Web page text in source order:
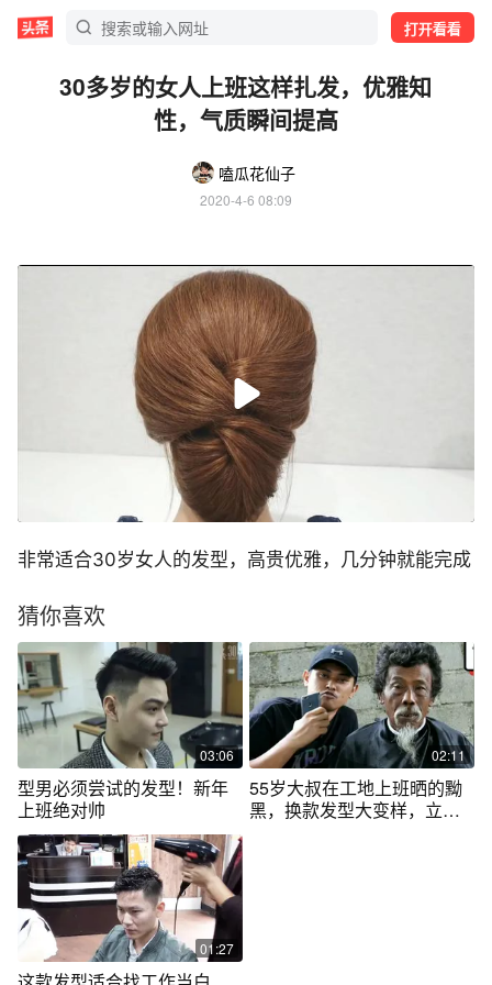
打开看看
30多岁的女人上班这样扎发，优雅知
性，气质瞬间提高
嗑瓜花仙子
2020-4-6 08:09
非常适合30岁女人的发型，高贵优雅，几分钟就能完成
猜你喜欢
03:06
型男必须尝试的发型！新年
上班绝对帅
02:11
55岁大叔在工地上班晒的黝
黑，换款发型大变样，立马
01:27